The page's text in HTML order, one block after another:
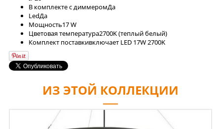
В комплекте с диммеромДа
LedДа
Мощность17 W
Цветовая температура2700K (теплый белый)
Комплект поставкивключает LED 17W 2700K
ИЗ ЭТОЙ КОЛЛЕКЦИИ